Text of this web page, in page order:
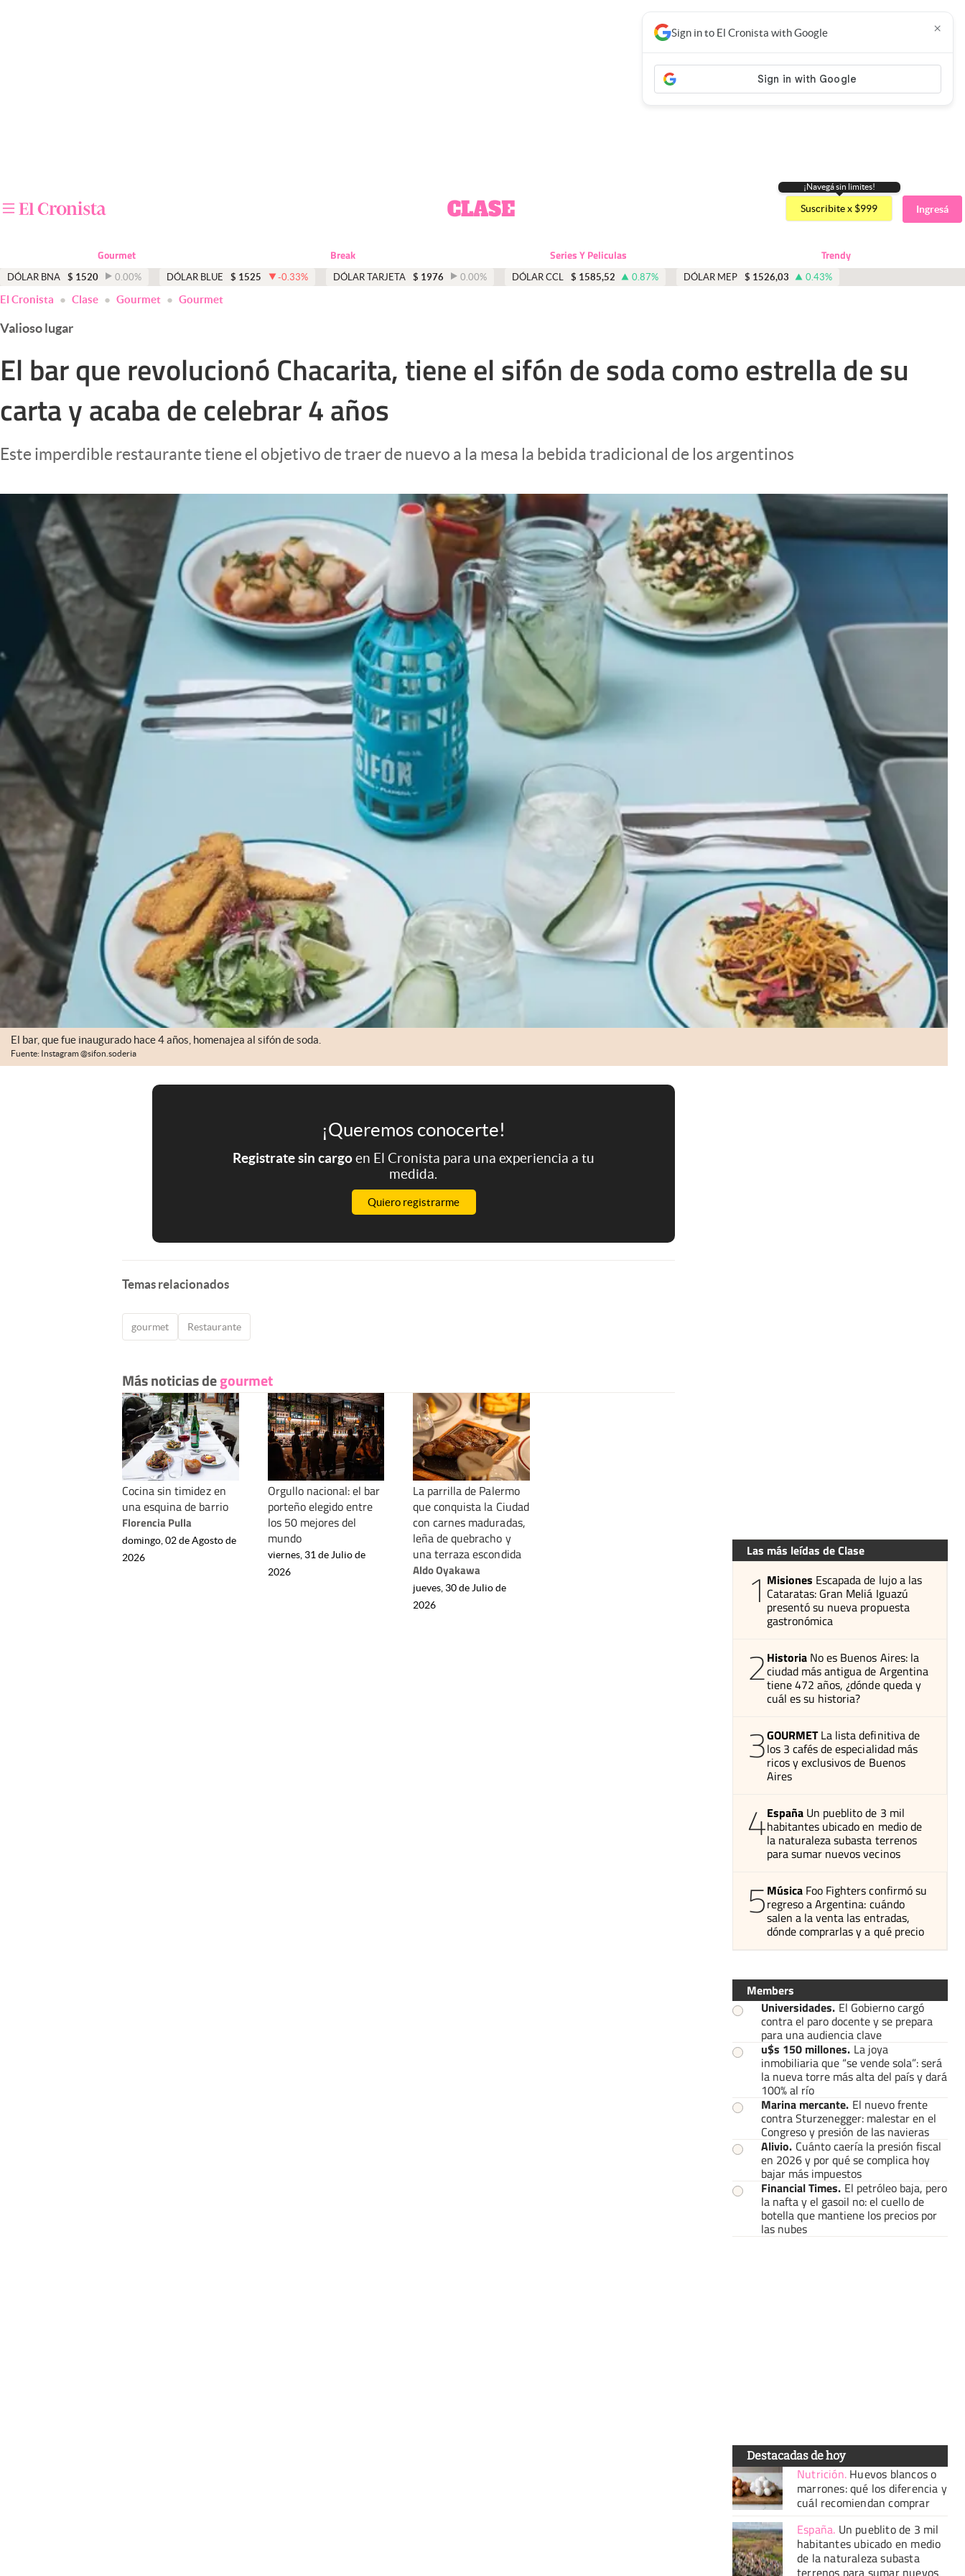
Otras secciones
Apertura
Infotechnology
Clase
Mundial 2026
El Cronista Studio
Mediakit
abre en nueva pestaña
¡Navegá sin limites!
Suscribite x $999 Ingresá
Gourmet Break Series Y Peliculas Trendy
DÓLAR BNA $ 1520 0.00% DÓLAR BLUE $ 1525 -0.33% DÓLAR TARJETA $ 1976 0.00% DÓLAR CCL $ 1585,52 0.87% DÓLAR MEP $ 1526,03 0.43%
Sign in to El Cronista with Google ×
El Cronista Clase Gourmet Gourmet
Valioso lugar
El bar que revolucionó Chacarita, tiene el sifón de soda como estrella de su
carta y acaba de celebrar 4 años
Este imperdible restaurante tiene el objetivo de traer de nuevo a la mesa la bebida tradicional de los argentinos
El bar, que fue inaugurado hace 4 años, homenajea al sifón de soda.
Fuente: Instagram @sifon.soderia
¡Queremos conocerte!
Registrate sin cargoen El Cronista para una experiencia a tu
medida.
Quiero registrarme
Temas relacionados
gourmet Restaurante
Más noticias degourmet
Cocina sin timidez en
una esquina de barrio
Florencia Pulla
domingo, 02 de Agosto de
2026
Orgullo nacional: el bar
porteño elegido entre
los 50 mejores del
mundo
viernes, 31 de Julio de
2026
La parrilla de Palermo
que conquista la Ciudad
con carnes maduradas,
leña de quebracho y
una terraza escondida
Aldo Oyakawa
jueves, 30 de Julio de
2026
Las más leídas de Clase
1 Misiones Escapada de lujo a las
Cataratas: Gran Meliá Iguazú
presentó su nueva propuesta
gastronómica
2Historia No es Buenos Aires: la
ciudad más antigua de Argentina
tiene 472 años, ¿dónde queda y
cuál es su historia?
3GOURMET La lista definitiva de
los 3 cafés de especialidad más
ricos y exclusivos de Buenos
Aires
4España Un pueblito de 3 mil
habitantes ubicado en medio de
la naturaleza subasta terrenos
para sumar nuevos vecinos
5Música Foo Fighters confirmó su
regreso a Argentina: cuándo
salen a la venta las entradas,
dónde comprarlas y a qué precio
Members
Universidades. El Gobierno cargó
contra el paro docente y se prepara
para una audiencia clave
u$s 150 millones. La joya
inmobiliaria que “se vende sola”: será
la nueva torre más alta del país y dará
100% al río
Marina mercante. El nuevo frente
contra Sturzenegger: malestar en el
Congreso y presión de las navieras
Alivio. Cuánto caería la presión fiscal
en 2026 y por qué se complica hoy
bajar más impuestos
Financial Times. El petróleo baja, pero
la nafta y el gasoil no: el cuello de
botella que mantiene los precios por
las nubes
Destacadas de hoy
Nutrición. Huevos blancos o
marrones: qué los diferencia y
cuál recomiendan comprar
España. Un pueblito de 3 mil
habitantes ubicado en medio
de la naturaleza subasta
terrenos para sumar nuevos